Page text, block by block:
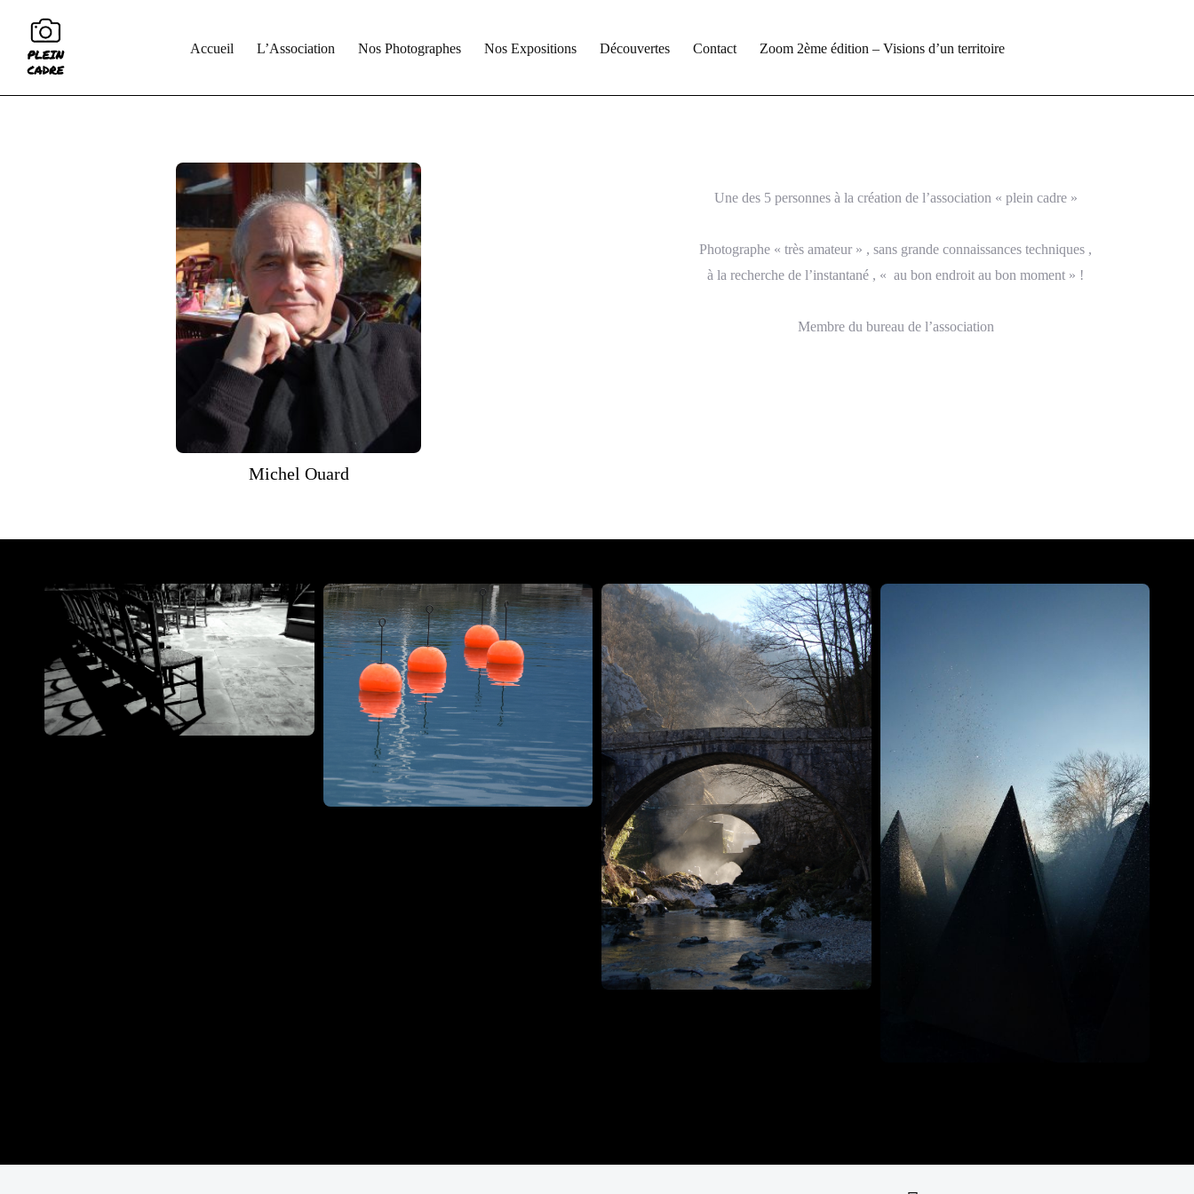
Accueil L’Association Nos Photographes Nos Expositions Découvertes Contact Zoom 2ème édition – Visions d’un territoire
Michel Ouard
Une des 5 personnes à la création de l’association « plein cadre »
Photographe « très amateur » , sans grande connaissances techniques ,
à la recherche de l’instantané , « au bon endroit au bon moment » !
Membre du bureau de l’association